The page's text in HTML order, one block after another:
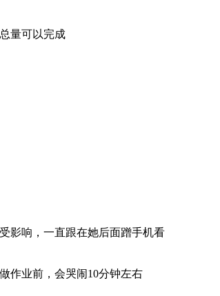
量可以完成
影响，一直跟在她后面蹭手机看
作业前，会哭闹10分钟左右